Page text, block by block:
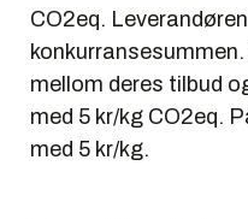
CO2eq.
mellom deres tilbud
med 5 kr/kg CO2eq.
med 5 kr/kg.